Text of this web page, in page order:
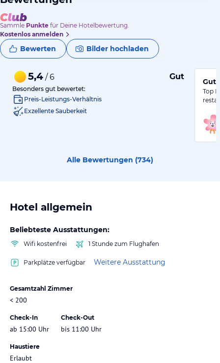
Sammle Punkte für Deine Hotelbewertung.
Kostenlos anmelden
Bewerten Bilder hochladen
5,4 / 6 Gut
Besonders gut bewertet:
Preis-Leistungs-Verhältnis
Exzellente Sauberkeit
Top
Alle Bewertungen (734)
Hotel allgemein
Beliebteste Ausstattungen:
Wifi kostenfrei 1 Stunde zum Flughafen
Parkplätze verfügbar Weitere Ausstattung
Gesamtzahl Zimmer
< 200
Check-In
ab 15:00 Uhr
Check-Out
bis 11:00 Uhr
Haustiere
Erlaubt